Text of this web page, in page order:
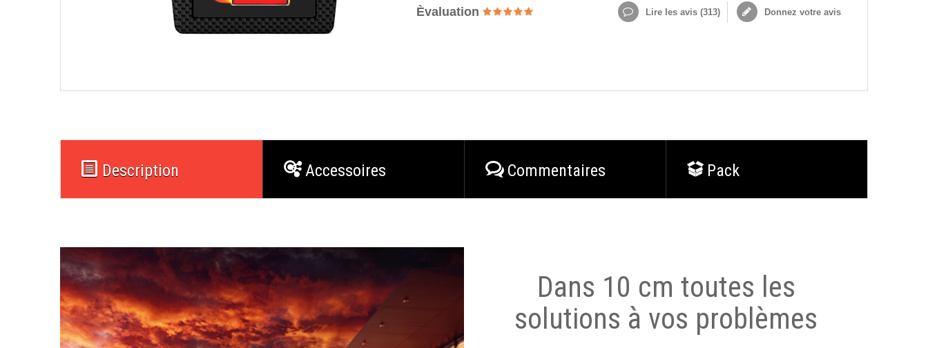
Èvaluation Lire les avis (313) Donnez votre avis
Description Accessoires Commentaires Pack
Dans 10 cm toutes les
solutions à vos problèmes